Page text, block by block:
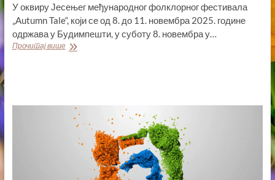
У оквиру Јесењег међународног фолклорног фестивала
„Autumn Tale“, који се од 8. до 11. новембра 2025. године
одржава у Будимпешти, у суботу 8. новембра у…
Прочитај вишеМИТРОВДАНСКИ
ХОРОВЕ
ИЗ
СРБИЈЕ